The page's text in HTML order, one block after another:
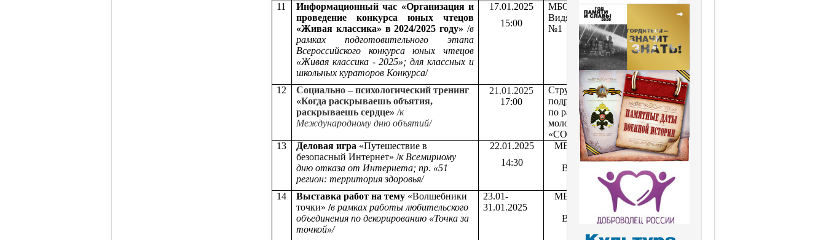
11
Информационный час «Организация и
проведение конкурса юных чтецов
«Живая классика» в 2024/2025 году» /в
рамках подготовительного этапа
Всероссийского конкурса юных чтецов
«Живая классика - 2025»; для классных и
школьных кураторов Конкурса/
17.01.2025
15:00
МБОУ ЗАТО
Видяево СОШ
№1
Зав. СБО
М.А.
12
Социально – психологический тренинг
«Когда раскрываешь объятия,
раскрываешь сердце» /к
Международному дню объятий/
21.01.2025
17:00
Структурное
подразделение
по работе с
молодежью
«СОПКИ»
Специалист по
работе с
молодежью
Панова Т.Н.
13 Деловая игра «Путешествие в
безопасный Интернет»/к Всемирному
дню отказа от Интернета; пр. «51
регион: территория здоровья/
22.01.2025
14:30
МБУК ЦКД
ЗАТО
Видяево
Методист
клубного
учреждения
Олещенко О.С.
14
Выставка работ на тему «Волшебники
точки» /в рамках работы любительского
объединения по декорированию «Точка за
точкой»/
23.01-
31.01.2025
МБУК ЦКД
Видяево
Методист
клубного
учреждения